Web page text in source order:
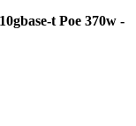
t Poe 370w -